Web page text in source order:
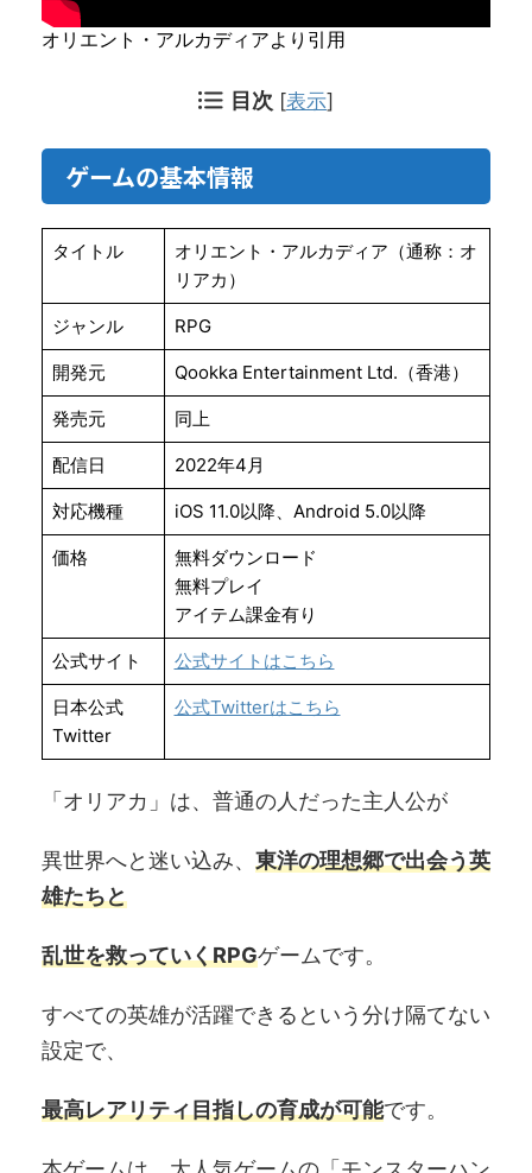
オリエント・アルカディアより引用
目次 [表示]
ゲームの基本情報
タイトル
オリエント・アルカディア（通称：オ
リアカ）
ジャンル RPG
開発元 Qookka Entertainment Ltd.（香港）
発売元 同上
配信日 2022年4月
対応機種 iOS 11.0以降、Android 5.0以降
価格
無料ダウンロード
無料プレイ
アイテム課金有り
公式サイト 公式サイトはこちら
日本公式
Twitter
公式Twitterはこちら
「オリアカ」は、普通の人だった主人公が
異世界へと迷い込み、 東洋の理想郷で出会う英
雄たちと
乱世を救っていくRPGゲームです。
すべての英雄が活躍できるという分け隔てない
設定で、
最高レアリティ目指しの育成が可能です。